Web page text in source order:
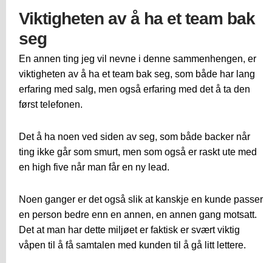
Viktigheten av å ha et team bak
seg
En annen ting jeg vil nevne i denne sammenhengen, er
viktigheten av å ha et team bak seg, som både har lang
erfaring med salg, men også erfaring med det å ta den
først telefonen.
Det å ha noen ved siden av seg, som både backer når
ting ikke går som smurt, men som også er raskt ute med
en high five når man får en ny lead.
Noen ganger er det også slik at kanskje en kunde passer
en person bedre enn en annen, en annen gang motsatt.
Det at man har dette miljøet er faktisk er svært viktig
våpen til å få samtalen med kunden til å gå litt lettere.